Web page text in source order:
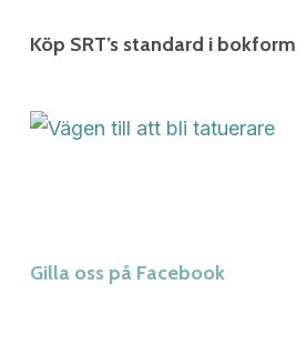
Köp SRT’s standard i bokform
Gilla oss på Facebook